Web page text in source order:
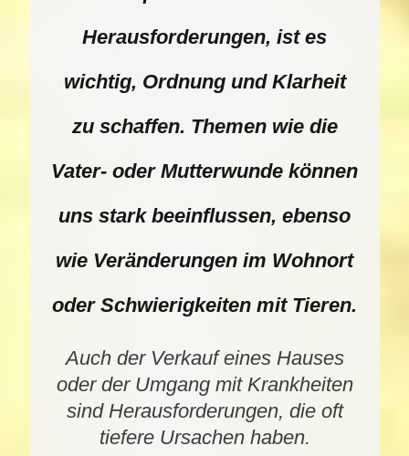
Herausforderungen, ist es
wichtig, Ordnung und Klarheit
zu schaffen. Themen wie die
Vater- oder Mutterwunde können
uns stark beeinflussen, ebenso
wie Veränderungen im Wohnort
oder Schwierigkeiten mit Tieren.
Auch der Verkauf eines Hauses
oder der Umgang mit Krankheiten
sind Herausforderungen, die oft
tiefere Ursachen haben.